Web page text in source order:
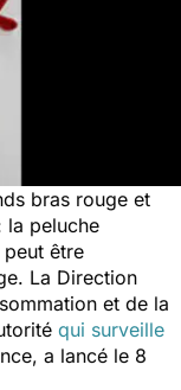
bras rouge et
la peluche
être
La Direction
et de la
qui surveille
a lancé le 8